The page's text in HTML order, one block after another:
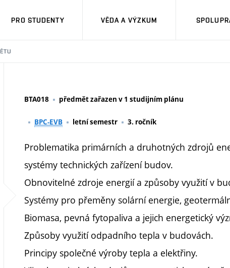
PRO STUDENTY VĚDA A VÝZKUM
BTA018 předmět zařazen v 1 studijním plánu
BPC-EVB letní semestr 3. ročník
Problematika primárních a druhotných zdrojů
systémy technických zařízení budov.
Obnovitelné zdroje energií a způsoby využití v
Systémy pro přeměny solární energie,
Biomasa, pevná fytopaliva a jejich energetický
Způsoby využití odpadního tepla v budovách.
Principy společné výroby tepla a elektřiny.